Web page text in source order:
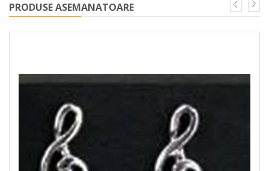
PRODUSE ASEMANATOARE